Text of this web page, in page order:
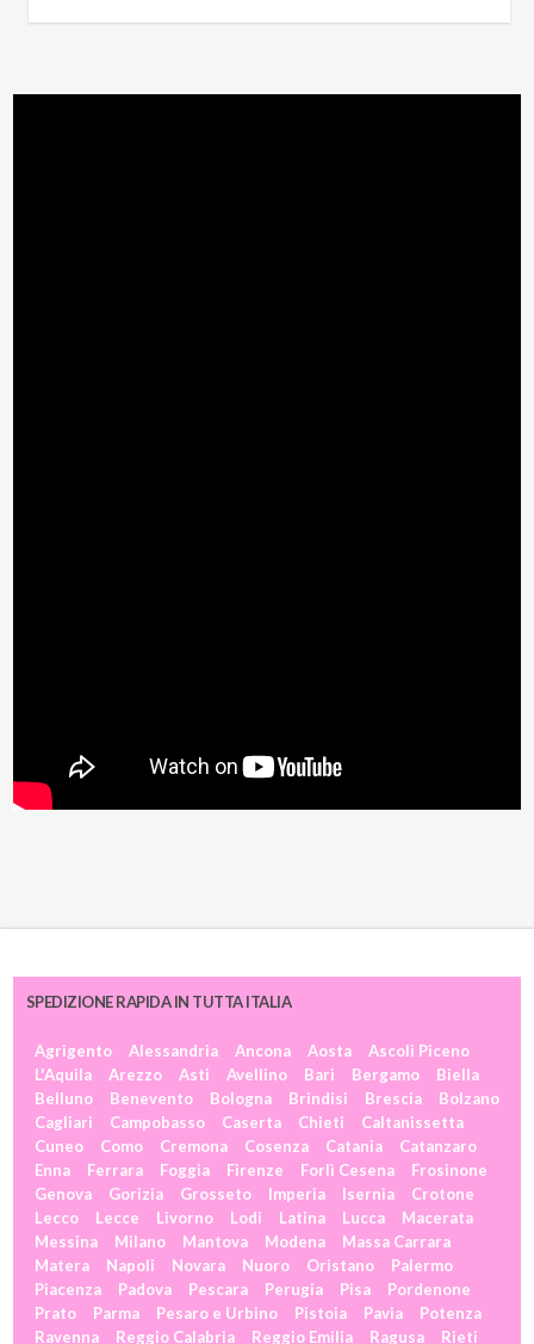
SPEDIZIONE RAPIDA IN TUTTA ITALIA
Agrigento Alessandria Ancona Aosta
Ascoli Piceno
L'Aquila
Arezzo Asti Avellino Bari Bergamo
Biella
Belluno
Benevento Bologna Brindisi Brescia
Bolzano
Cagliari
Campobasso Caserta Chieti
Caltanissetta
Cuneo
Como Cremona Cosenza Catania
Catanzaro
Enna
Ferrara Foggia Firenze Forlì Cesena
Frosinone
Genova
Gorizia Grosseto Imperia Isernia
Crotone
Lecco
Lecce Livorno Lodi Latina Lucca
Macerata
Messina
Milano Mantova Modena
Massa Carrara
Matera
Napoli Novara Nuoro Oristano
Palermo
Piacenza
Padova Pescara Perugia Pisa
Pordenone
Prato
Parma Pesaro e Urbino Pistoia Pavia
Potenza
Ravenna
Reggio Calabria Reggio Emilia Ragusa
Rieti